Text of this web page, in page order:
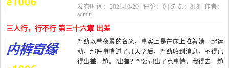
来，借了几本书，正要回...
发布时间：2021-10-29 | 评论：0 | 浏览：818 | 作者：
admin
三人行，行不行 第三十六章 出差
严劲以看夜景的名义，事实上是在床上拉着她一起运
动，那件事情过了几天之后，严劲收到消息，不得已
得出差一趟。“出差？”“公司出了点事情，我得去一趟